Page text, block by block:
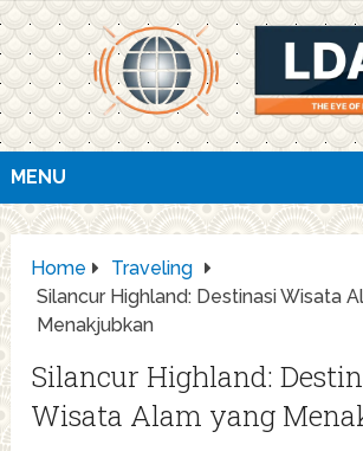
MENU
Home
Traveling
Silancur Highland: Destinasi Wisata
Menakjubkan
Silancur Highland:
Wisata Alam yang